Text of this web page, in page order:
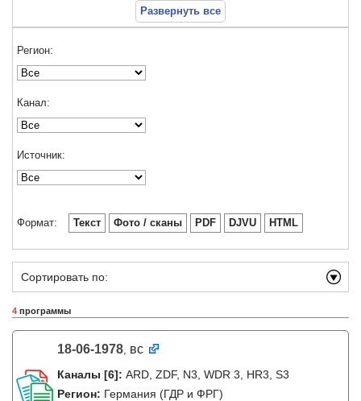
Развернуть все
Регион:
Канал:
Источник:
Формат: Текст Фото / сканы PDF DJVU HTML
Сортировать по:
4 программы
18-06-1978, вс
Каналы [6]: ARD, ZDF, N3, WDR 3, HR3, S3
Регион: Германия (ГДР и ФРГ)